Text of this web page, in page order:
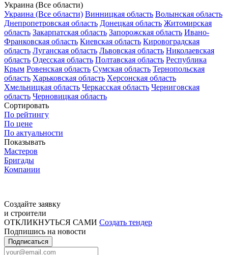
Украина (Все области)
Украина (Все области) Винницкая область Волынская область
Днепропетровская область Донецкая область Житомирская
область Закарпатская область Запорожская область Ивано-
Франковская область Киевская область Кировоградская
область Луганская область Львовская область Николаевская
область Одесская область Полтавская область Республика
Крым Ровенская область Сумская область Тернопольская
область Харьковская область Херсонская область
Хмельницкая область Черкасская область Черниговская
область Черновицкая область
Сортировать
По рейтингу
По цене
По актуальности
Показывать
Мастеров
Бригады
Компании
Создайте заявку
и строители
ОТКЛИКНУТЬСЯ САМИ Создать тендер
Подпишись на новости
Подписаться